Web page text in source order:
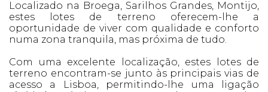
Localizado na Broega, Sarilhos Grandes, Montijo,
estes lotes de terreno oferecem-lhe a
oportunidade de viver com qualidade e conforto
numa zona tranquila, mas próxima de tudo.
Com uma excelente localização, estes lotes de
terreno encontram-se junto às principais vias de
acesso a Lisboa, permitindo-lhe uma ligação